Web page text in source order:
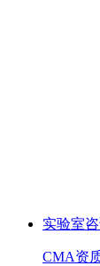
实验室
CMA资